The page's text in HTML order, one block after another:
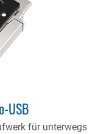
USB
für unterwegs